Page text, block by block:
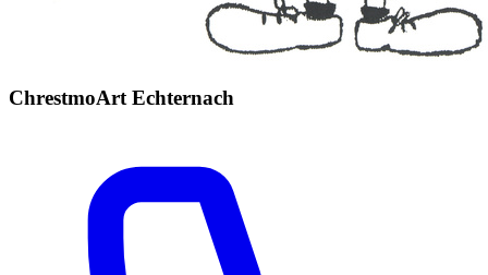
ChrestmoArt Echternach